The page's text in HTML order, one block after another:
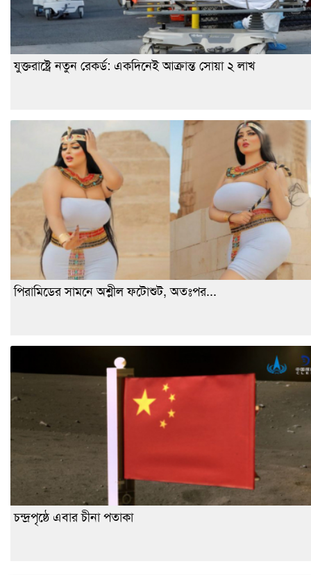
যুক্তরাষ্ট্রে নতুন রেকর্ড: একদিনেই আক্রান্ত সোয়া ২ লাখ
পিরামিডের সামনে অশ্লীল ফটোশুট, অতঃপর...
চন্দ্রপৃষ্ঠে এবার চীনা পতাকা